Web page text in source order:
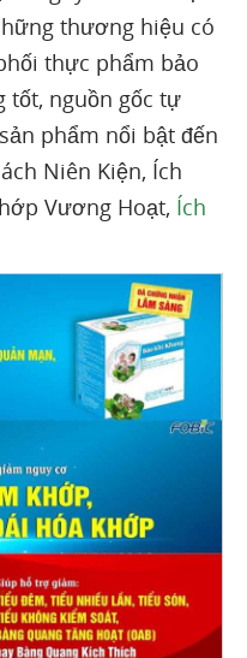
thương hiệu có
thực phẩm bảo
tốt, nguồn gốc tự
phẩm nổi bật đến
Niên Kiện, Ích
Vương Hoạt, Ích